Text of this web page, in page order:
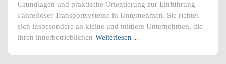
Grundlagen und praktische Orientierung zur Einführung
Fahrerloser Transportsysteme in Unternehmen. Sie richtet
sich insbesondere an kleine und mittlere Unternehmen, die
ihren innerbetrieblichen Weiterlesen…